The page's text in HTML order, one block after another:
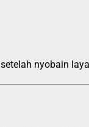
setelah nyobain